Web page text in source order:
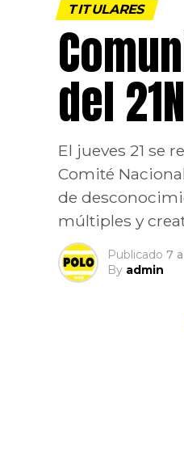
TITULARES
del
El jueves 21 se
Comité
de
múltiples y
Publicado 7
By admin